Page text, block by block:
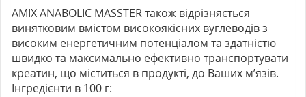
AMIX ANABOLIC MASSTER також відрізняється
винятковим вмістом високоякісних вуглеводів з
високим енергетичним потенціалом та здатністю
швидко та максимально ефективно транспортувати
креатин, що міститься в продукті, до Ваших м’язів.
Інгредієнти в 100 г: